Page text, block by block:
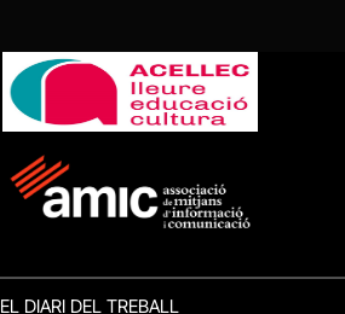
EL DIARI DEL TREBALL